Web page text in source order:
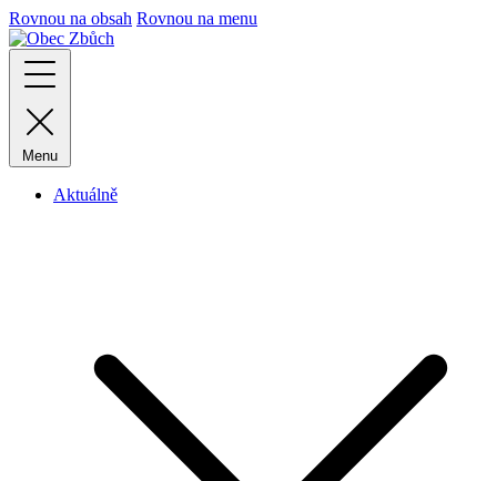
Rovnou na obsah Rovnou na menu
Menu
Aktuálně